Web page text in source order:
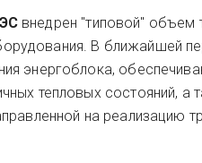
внедрен "типовой" объем
В ближайшей
энергоблока,
тепловых состояний, а
на